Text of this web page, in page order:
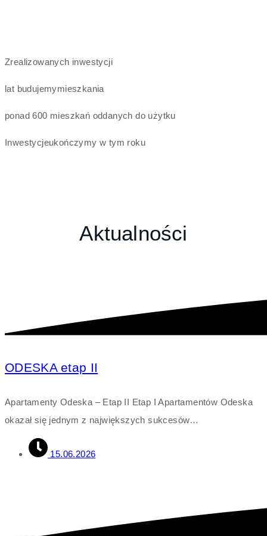
Zrealizowanych inwestycji
lat budujemymieszkania
ponad 600 mieszkań oddanych do użytku
Inwestycjeukończymy w tym roku
Aktualności
ODESKA etap II
Apartamenty Odeska – Etap II Etap I Apartamentów Odeska
okazał się jednym z największych sukcesów…
15.06.2026